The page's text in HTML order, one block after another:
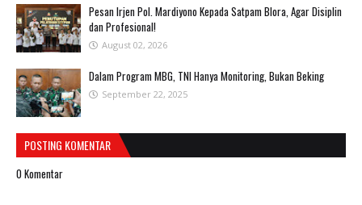
Pesan Irjen Pol. Mardiyono Kepada Satpam Blora, Agar Disiplin
dan Profesional!
August 02, 2026
Dalam Program MBG, TNI Hanya Monitoring, Bukan Beking
September 22, 2025
POSTING KOMENTAR
0 Komentar